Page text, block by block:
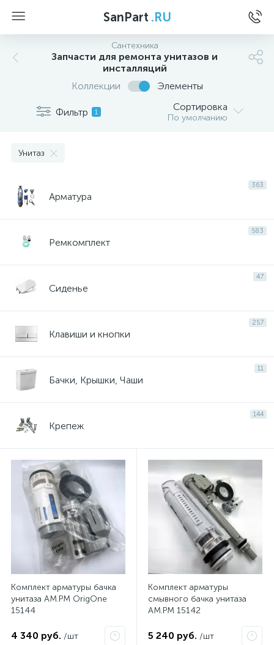
SanPart .RU
Сантехника
Запчасти для ремонта унитазов и
инсталляций
Коллекции
Элементы
Фильтр 1 Сортировка
По умолчанию
Унитаз
363
Арматура
583
Ремкомплект
47
Сиденье
257
Клавиши и кнопки
11
Бачки, Крышки, Чаши
144
Крепеж
Комплект арматуры бачка
унитаза AM.PM OrigOne
15144
4 340 руб. /шт
Комплект арматуры
смывного бачка унитаза
AM.PM 15142
5 240 руб. /шт